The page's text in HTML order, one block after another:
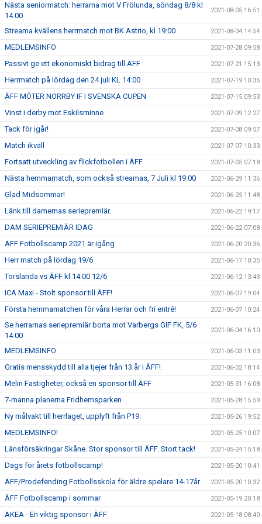
Nästa seniormatch: herrarna mot V Frölunda, söndag 8/8 kl
14.00
2021-08-05 16:51
Streama kvällens herrmatch mot BK Astrio, kl 19:00 2021-08-04 14:54
MEDLEMSINFO 2021-07-28 09:58
Passivt ge ett ekonomiskt bidrag till ÄFF 2021-07-21 15:13
Herrmatch på lördag den 24 juli KL 14:00 2021-07-19 10:35
ÄFF MÖTER NORRBY IF I SVENSKA CUPEN 2021-07-15 09:53
Vinst i derby mot Eskilsminne 2021-07-09 12:27
Tack för igår! 2021-07-08 09:57
Match ikväll 2021-07-07 10:33
Fortsatt utveckling av flickfotbollen i ÄFF 2021-07-05 07:18
Nästa hemmamatch, som också streamas, 7 Juli kl 19:00 2021-06-29 11:36
Glad Midsommar! 2021-06-25 11:48
Länk till damernas seriepremiär. 2021-06-22 19:17
DAM SERIEPREMIÄR IDAG 2021-06-22 07:08
ÄFF Fotbollscamp 2021 är igång 2021-06-20 20:36
Herr match på lördag 19/6 2021-06-17 10:35
Torslanda vs ÄFF kl 14:00 12/6 2021-06-12 13:43
ICA Maxi - Stolt sponsor till ÄFF! 2021-06-07 19:04
Första hemmamatchen för våra Herrar och fri entré! 2021-06-07 10:24
Se herrarnas seriepremiär borta mot Varbergs GIF FK, 5/6
14.00
2021-06-04 16:10
MEDLEMSINFO 2021-06-03 11:03
Gratis mensskydd till alla tjejer från 13 år i ÄFF! 2021-06-02 18:14
Melin Fastigheter, också en sponsor till ÄFF 2021-05-31 16:08
7-manna planerna Fridhemsparken 2021-05-28 15:59
Ny målvakt till herrlaget, upplyft från P19. 2021-05-26 19:52
MEDLEMSINFO! 2021-05-25 10:07
Länsförsäkringar Skåne. Stor sponsor till ÄFF. Stort tack! 2021-05-24 15:18
Dags för årets fotbollscamp! 2021-05-20 10:41
ÄFF/Prodefending Fotbollsskola för äldre spelare 14-17år 2021-05-20 10:32
ÄFF Fotbollscamp i sommar 2021-05-19 20:18
AKEA - En viktig sponsor i ÄFF 2021-05-18 08:40